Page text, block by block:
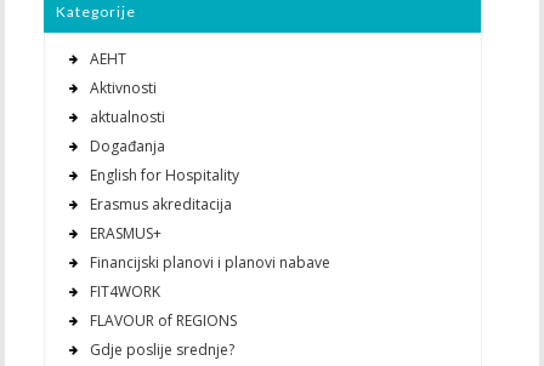
Kategorije
AEHT
Aktivnosti
aktualnosti
Događanja
English for Hospitality
Erasmus akreditacija
ERASMUS+
Financijski planovi i planovi nabave
FIT4WORK
FLAVOUR of REGIONS
Gdje poslije srednje?